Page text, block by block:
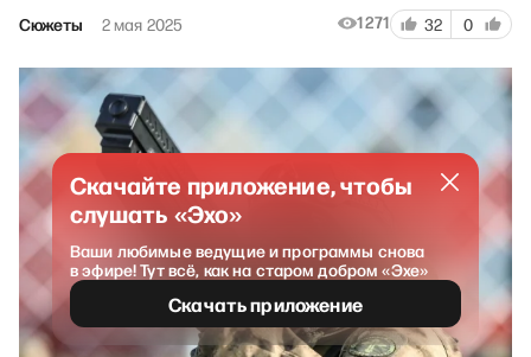
Сюжеты 2 мая 2025 1271 32 0
Скачайте приложение, чтобы
слушать «Эхо»
Ваши любимые ведущие и программы снова
в эфире! Тут всё, как на старом добром «Эхе»
Скачать приложение